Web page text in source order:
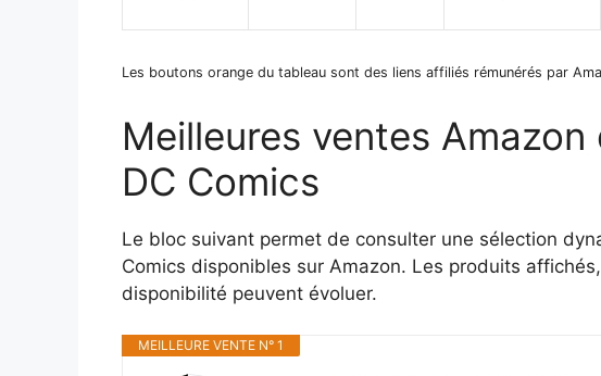
Les boutons orange du tableau sont des liens affiliés rémunérés par
Meilleures ventes
DC Comics
Le bloc suivant permet de consulter une sélection
Comics disponibles sur Amazon. Les produits
disponibilité peuvent évoluer.
MEILLEURE VENTE N° 1